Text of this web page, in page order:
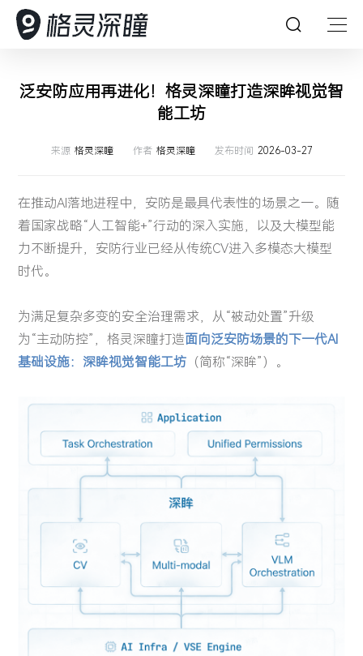
首页
坚持创新，持续探索，引领人工智能想象力
深瞳大脑
深瞳产品
格灵深瞳为众多企业提供AI赋能的数字化产品及体验
深瞳政务超融合一体机 视觉智能工坊VE²‌S
深瞳 AIPC 天工·墨刃
解决方案
AI 赋能产业数字化变革
领先的数字化解决方案，为企业的数字变革保驾护航
智慧金融 城市管理
战狼视频图像大数据解决方案
体育健康
深瞳体育阳光跑解决方案
客户案例
客户案例
以持续可信赖的服务，赋能企业智慧经营管理
资源中心
资料下载 AI 知识库
视频中心
Glint-MVT
关于我们
赋能智慧管理，引导健康生活，推动可持续发展
加入我们
投资者关系
致力于为股东创造更大价值
联系方式
泛安防应用再进化！格灵深瞳打造深眸视觉智
能工坊
来源 格灵深瞳 作者 格灵深瞳 发布时间 2026-03-27
在推动AI落地进程中，安防是最具代表性的场景之一。随
着国家战略“人工智能+”行动的深入实施，以及大模型能
力不断提升，安防行业已经从传统CV进入多模态大模型
时代。
为满足复杂多变的安全治理需求，从“被动处置”升级
为“主动防控”，格灵深瞳打造面向泛安防场景的下一代AI
基础设施：深眸视觉智能工坊 （简称“深眸”）。